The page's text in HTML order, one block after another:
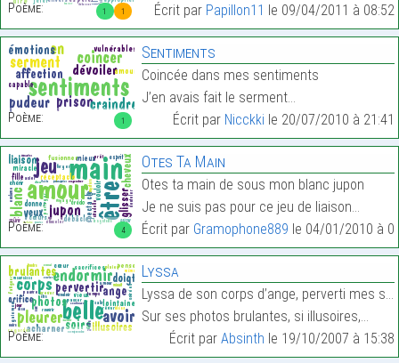
1 1
Poème:
Écrit par Papillon11 le 09/04/2011 à 08:52
1
Poème:
Sentiments
Coincée dans mes sentiments
J’en avais fait le serment…
Écrit par Nicckki le 20/07/2010 à 21:41
4
Poème:
Otes Ta Main
Otes ta main de sous mon blanc jupon
Je ne suis pas pour ce jeu de liaison…
Écrit par Gramophone889 le 04/01/2010 à
Poème:
Lyssa
Lyssa de son corps d’ange, perverti mes soirs,
Sur ses photos brulantes, si illusoires,…
Écrit par Absinth le 19/10/2007 à 15:38